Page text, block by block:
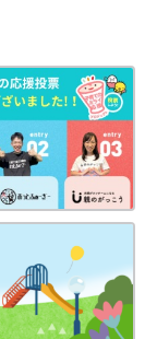
しなくてもいい
れないようにし
伝えします。たぶ
が悪くなる!?
が悪くなる」とい
ませんか？ おし
上美津子先生
た。